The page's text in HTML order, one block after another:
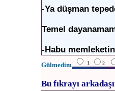
-Ya düşman
Temel
-Habu
Gülmedim 1 2
Bu fıkrayı